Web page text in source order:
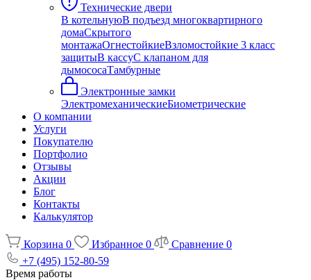
Технические двери
В котельнуюВ подъезд многоквартирного
домаСкрытого
монтажаОгнестойкиеВзломостойкие 3 класс
защитыВ кассуС клапаном для
дымососаТамбурные
Электронные замки
ЭлектромеханическиеБиометрические
О компании
Услуги
Покупателю
Портфолио
Отзывы
Акции
Блог
Контакты
Калькулятор
Корзина 0 Избранное 0 Сравнение 0
+7 (495) 152-80-59
Время работы